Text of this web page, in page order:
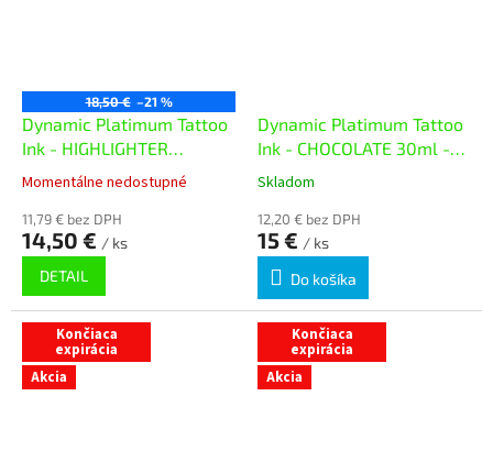
18,50 € –21 %
Dynamic Platimum Tattoo
Ink - HIGHLIGHTER
YELLOW 30ml - exp. 5/26
Momentálne nedostupné
11,79 € bez DPH
14,50 € / ks
DETAIL
Dynamic Platimum Tattoo
Ink - CHOCOLATE 30ml -
exp.08/26
Skladom
12,20 € bez DPH
15 € / ks
Do košíka
Končiaca
expirácia
Akcia
Končiaca
expirácia
Akcia